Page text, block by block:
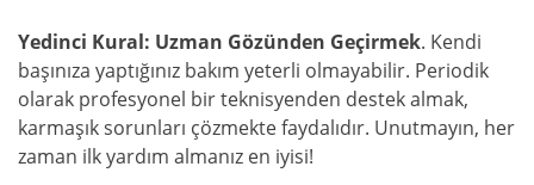
Yedinci Kural: Uzman Gözünden Geçirmek. Kendi
başınıza yaptığınız bakım yeterli olmayabilir. Periodik
olarak profesyonel bir teknisyenden destek almak,
karmaşık sorunları çözmekte faydalıdır. Unutmayın, her
zaman ilk yardım almanız en iyisi!